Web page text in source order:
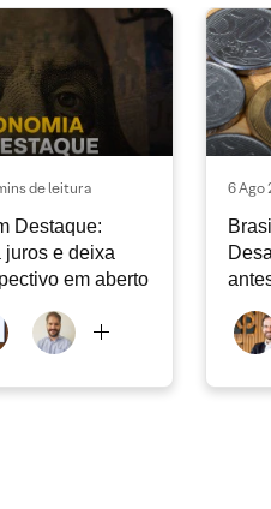
de leitura
Destaque:
juros e deixa
em aberto
6 Ago